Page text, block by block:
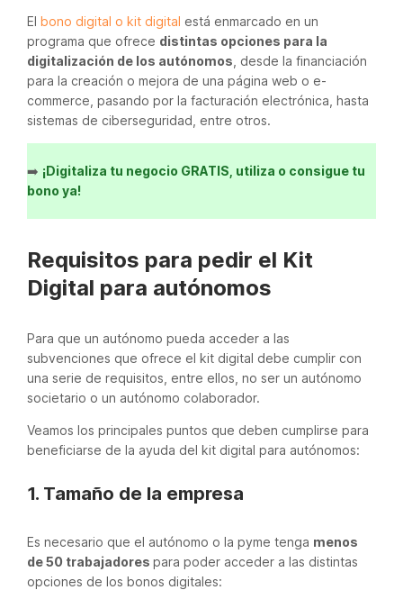
El bono digital o kit digital está enmarcado en un
programa que ofrece distintas opciones para la
digitalización de los autónomos , desde la financiación
para la creación o mejora de una página web o e-
commerce, pasando por la facturación electrónica, hasta
sistemas de ciberseguridad, entre otros.
➡️ ¡Digitaliza tu negocio GRATIS, utiliza o consigue tu
bono ya!
Requisitos para pedir el Kit
Digital para autónomos
Para que un autónomo pueda acceder a las
subvenciones que ofrece el kit digital debe cumplir con
una serie de requisitos, entre ellos, no ser un autónomo
societario o un autónomo colaborador.
Veamos los principales puntos que deben cumplirse para
beneficiarse de la ayuda del kit digital para autónomos:
1. Tamaño de la empresa
Es necesario que el autónomo o la pyme tenga menos
de 50 trabajadores para poder acceder a las distintas
opciones de los bonos digitales: